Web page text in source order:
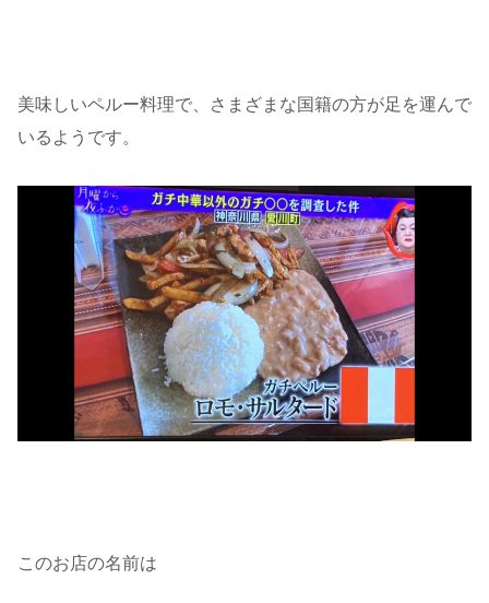
美味しいペルー料理で、さまざまな国籍の方が足を運んで
いるようです。
このお店の名前は